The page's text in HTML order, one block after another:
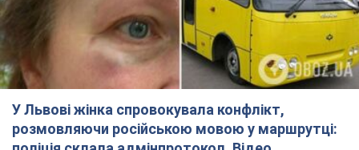
На місце події прибули патрульні поліцейські та слідчо-
оперативна група
9,6 т.
"Воюють, бо дурні": у Чернівцях
водій автобуса зневажив
українських військових і поплатився.